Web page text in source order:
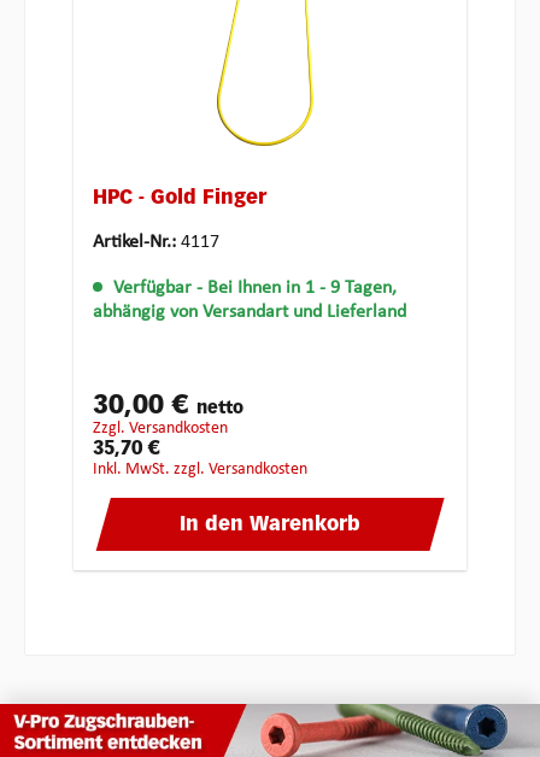
HPC - Gold Finger
Artikel-Nr.: 4117
Verfügbar - Bei Ihnen in 1 - 9 Tagen,
abhängig von Versandart und Lieferland
30,00 € netto
zzgl. Versandkosten
35,70 €
inkl. MwSt. zzgl. Versandkosten
In den Warenkorb